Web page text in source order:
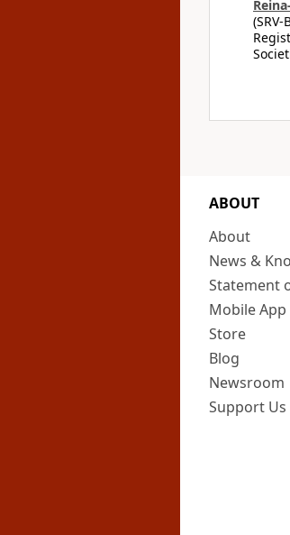
ABOUT
About
News &
Statement
Mobile App
Store
Blog
Newsroom
Support Us